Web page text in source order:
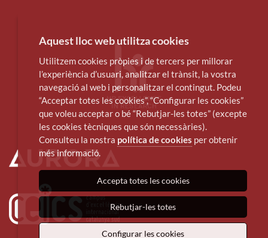
Aquest lloc web utilitza cookies
Utilitzem cookies pròpies i de tercers per millorar
l’experiència d’usuari, analitzar el trànsit, la vostra
navegació al web i personalitzar el contingut. Podeu
“Acceptar totes les cookies”, “Configurar les cookies”
que voleu acceptar o bé “Rebutjar-les totes” (excepte
les cookies tècniques que són necessàries).
Consulteu la nostra política de cookies per obtenir
més informació.
Accepta totes les cookies
Rebutjar-les totes
Configurar les cookies